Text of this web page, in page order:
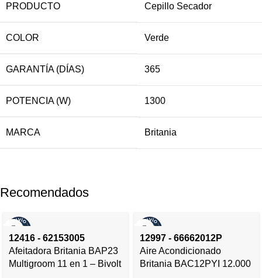
PRODUCTO Cepillo Secador
COLOR Verde
GARANTÍA (DÍAS) 365
POTENCIA (W) 1300
MARCA Britania
Recomendados
12416 - 62153005
Afeitadora Britania BAP23
Multigroom 11 en 1 – Bivolt
12997 - 66662012P
Aire Acondicionado
Britania BAC12PYI 12.000